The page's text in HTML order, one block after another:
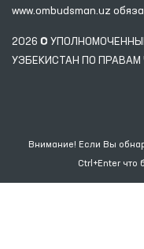
www.ombudsman.uz
2026 ©
УЗБЕКИСТАН ПО
Внимание! Если Вы
Ctrl+Enter что